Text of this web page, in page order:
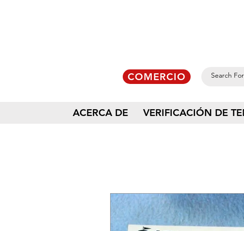
COMERCIO
ACERCA DE VERIFICACIÓN DE